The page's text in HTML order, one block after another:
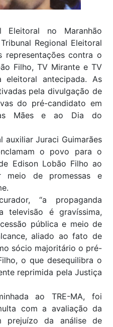
Eleitoral no Maranhão
Regional Eleitoral
representações contra o
Filho, TV Mirante e TV
eleitoral antecipada. As
pela divulgação de
do pré-candidato em
Mães e ao Dia do
auxiliar Juraci Guimarães
o povo para o
Edison Lobão Filho ao
meio de promessas e
“a propaganda
televisão é gravíssima,
pública e meio de
aliado ao fato de
sócio majoritário o pré-
o que desequilibra o
reprimida pela Justiça
ao TRE-MA, foi
com a avaliação da
prejuízo da análise de